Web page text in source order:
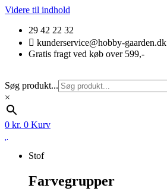
Videre til indhold
29 42 22 32
kunderservice@hobby-gaarden.dk
Gratis fragt ved køb over 599,-
Søg produkt...
×
0 kr. 0 Kurv
Stof
Farvegrupper